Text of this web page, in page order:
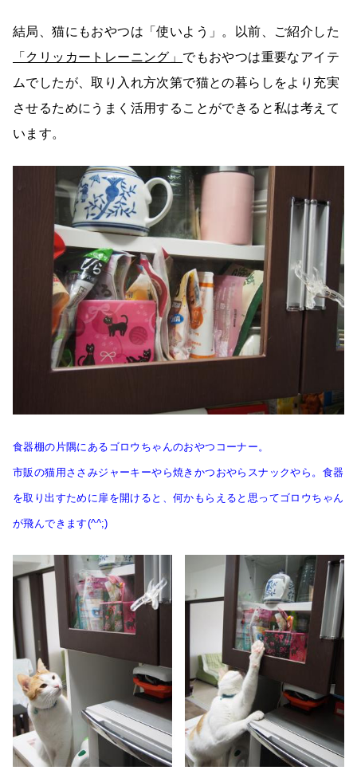
結局、猫にもおやつは「使いよう」。以前、ご紹介した
「クリッカートレーニング」 でもおやつは重要なアイテ
ムでしたが、取り入れ方次第で猫との暮らしをより充実
させるためにうまく活用することができると私は考えて
います。
食器棚の片隅にあるゴロウちゃんのおやつコーナー。
市販の猫用ささみジャーキーやら焼きかつおやらスナックやら。食器
を取り出すために扉を開けると、何かもらえると思ってゴロウちゃん
が飛んできます(^^;)